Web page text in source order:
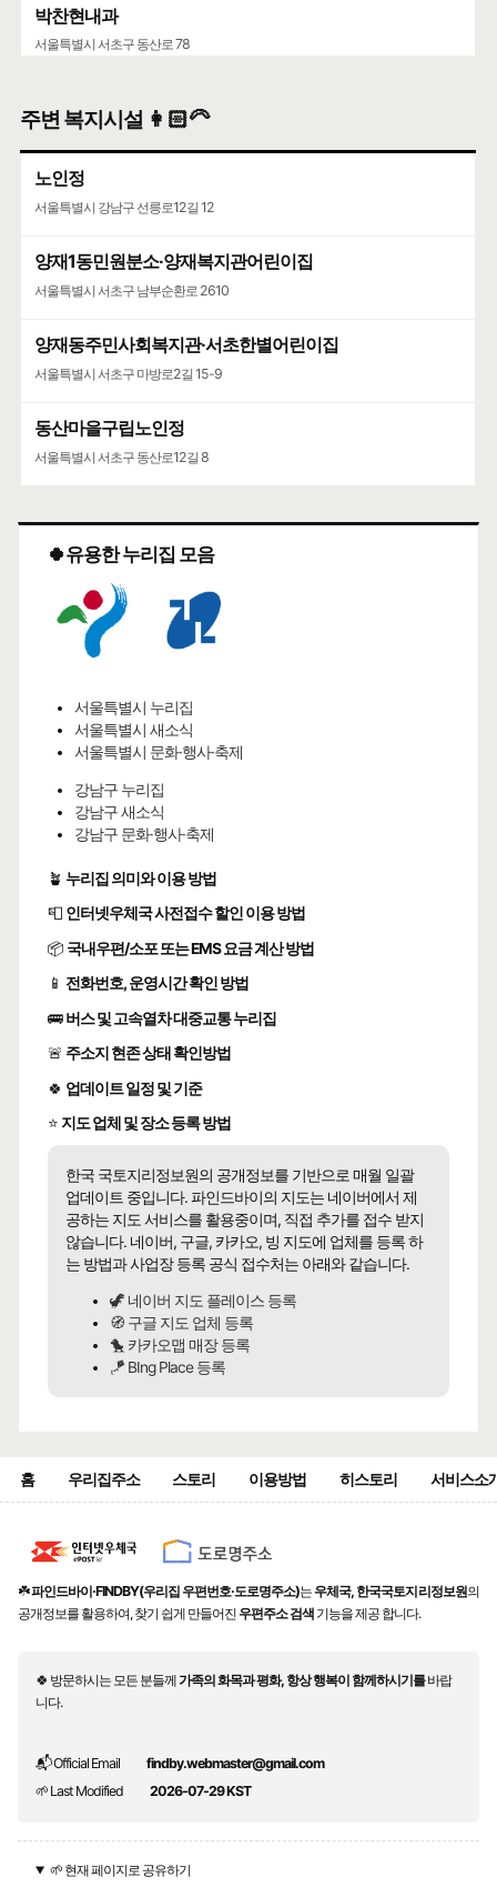
박찬현내과
서울특별시 서초구 동산로 78
주변 복지시설 👩🏻‍🦳
노인정
서울특별시 강남구 선릉로12길 12
양재1동민원분소·양재복지관어린이집
서울특별시 서초구 남부순환로 2610
양재동주민사회복지관·서초한별어린이집
서울특별시 서초구 마방로2길 15-9
동산마을구립노인정
서울특별시 서초구 동산로12길 8
🍀유용한 누리집 모음
서울특별시 누리집
서울특별시 새소식
서울특별시 문화·행사·축제
강남구 누리집
강남구 새소식
강남구 문화·행사·축제
🪴 누리집 의미와 이용 방법
📮 인터넷우체국 사전접수 할인 이용 방법
📦 국내우편/소포 또는 EMS 요금 계산 방법
📱 전화번호, 운영시간 확인 방법
🚌버스 및 고속열차 대중교통 누리집
🚨 주소지 현존 상태 확인방법
🍀 업데이트 일정 및 기준
⭐ 지도 업체 및 장소 등록 방법
한국 국토지리정보원의 공개정보를 기반으로 매월 일괄
업데이트 중입니다. 파인드바이의 지도는 네이버에서 제
공하는 지도 서비스를 활용중이며, 직접 추가를 접수 받지
않습니다. 네이버, 구글, 카카오, 빙 지도에 업체를 등록 하
는 방법과 사업장 등록 공식 접수처는 아래와 같습니다.
🦖 네이버 지도 플레이스 등록
🧭 구글 지도 업체 등록
🐤 카카오맵 매장 등록
🪁 BIng Place 등록
홈 우리집주소 스토리 이용방법 히스토리 서비스소
☘️파인드바이·FINDBY(우리집 우편번호·도로명주소)는 우체국, 한국국토지리정보원의
공개정보를 활용하여, 찾기 쉽게 만들어진 우편주소 검색 기능을 제공 합니다.
🍀 방문하시는 모든 분들께가족의 화목과 평화, 항상 행복이 함께하시기를바랍
니다.
📬 Official Email
findby.webmaster@gmail.com
🌱 Last Modified
2026-07-29 KST
🌱 현재 페이지로 공유하기